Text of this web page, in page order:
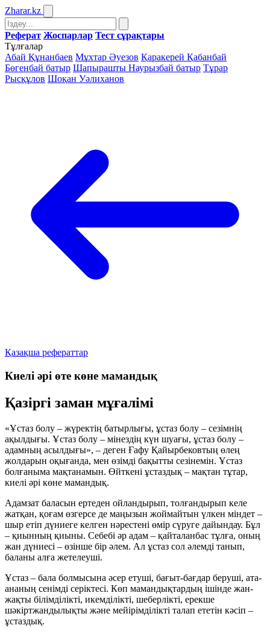
Zharar.kz
Реферат Жоспарлар Тест сұрақтары
Тұлғалар
Абай Құнанбаев Мұхтар Әуезов Қаракерей Қабанбай
Бөгенбай батыр Шапырашты Наурызбай батыр Тұрар
Рысқұлов Шоқан Уәлиханов
Қазақша рефераттар
Киелі әрі өте көне мамандық
Қазіргі заман мұғалімі
«Ұстаз болу – жүректің батырлығы, ұстаз болу – сезімнің
ақылдығы. Ұстаз болу – мінездің күн шуағы, ұстаз болу –
адамның асылдығы», – деген Ғафу Қайырбековтың өлең
жолдарын оқығанда, мен өзімді бақытты сезінемін. Ұстаз
болғаныма мақтанамын. Өйткені ұстаздық – мақтан тұтар,
киелі әрі көне мамандық.
Адамзат баласын ертеден ойландырып, толғандырып келе
жатқан, қоғам өзгерсе де маңызын жоймайтын үлкен міндет –
шыр етіп дүниеге келген нәрестені өмір сүруге дайындау. Бұл
– қиынның қиыны. Себебі әр адам – қайталанбас тұлға, оның
жан дүниесі – өзінше бір әлем. Ал ұстаз сол әлемді танып,
баланы алға жетелеуші.
Ұстаз – бала болмысына әсер етуші, бағыт-бағдар беруші, ата-
ананың сенімді серіктесі. Көп мамандықтардың ішінде жан-
жақты білімділікті, икемділікті, шеберлікті, ерекше
шәкіртжандылықты және мейірімділікті талап ететін кәсіп –
ұстаздық.